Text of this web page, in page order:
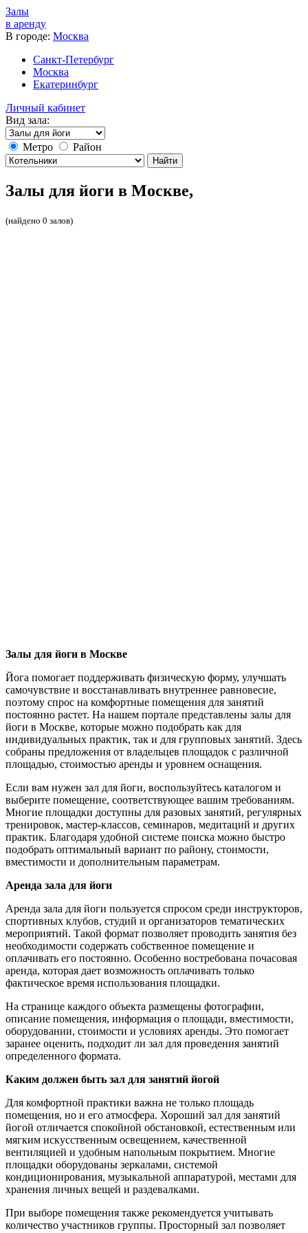
Залы
в аренду
В городе: Москва
Санкт-Петербург
Москва
Екатеринбург
Личный кабинет
Вид зала:
Метро Район
Найти
Залы для йоги в Москве,
(найдено 0 залов)
Залы для йоги в Москве
Йога помогает поддерживать физическую форму, улучшать
самочувствие и восстанавливать внутреннее равновесие,
поэтому спрос на комфортные помещения для занятий
постоянно растет. На нашем портале представлены залы для
йоги в Москве, которые можно подобрать как для
индивидуальных практик, так и для групповых занятий. Здесь
собраны предложения от владельцев площадок с различной
площадью, стоимостью аренды и уровнем оснащения.
Если вам нужен зал для йоги, воспользуйтесь каталогом и
выберите помещение, соответствующее вашим требованиям.
Многие площадки доступны для разовых занятий, регулярных
тренировок, мастер-классов, семинаров, медитаций и других
практик. Благодаря удобной системе поиска можно быстро
подобрать оптимальный вариант по району, стоимости,
вместимости и дополнительным параметрам.
Аренда зала для йоги
Аренда зала для йоги пользуется спросом среди инструкторов,
спортивных клубов, студий и организаторов тематических
мероприятий. Такой формат позволяет проводить занятия без
необходимости содержать собственное помещение и
оплачивать его постоянно. Особенно востребована почасовая
аренда, которая дает возможность оплачивать только
фактическое время использования площадки.
На странице каждого объекта размещены фотографии,
описание помещения, информация о площади, вместимости,
оборудовании, стоимости и условиях аренды. Это помогает
заранее оценить, подходит ли зал для проведения занятий
определенного формата.
Каким должен быть зал для занятий йогой
Для комфортной практики важна не только площадь
помещения, но и его атмосфера. Хороший зал для занятий
йогой отличается спокойной обстановкой, естественным или
мягким искусственным освещением, качественной
вентиляцией и удобным напольным покрытием. Многие
площадки оборудованы зеркалами, системой
кондиционирования, музыкальной аппаратурой, местами для
хранения личных вещей и раздевалками.
При выборе помещения также рекомендуется учитывать
количество участников группы. Просторный зал позволяет